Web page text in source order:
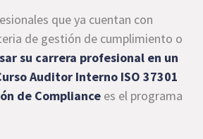
que ya cuentan con
de gestión de cumplimiento o
su carrera profesional en un
Auditor Interno ISO 37301
de Compliance es el programa